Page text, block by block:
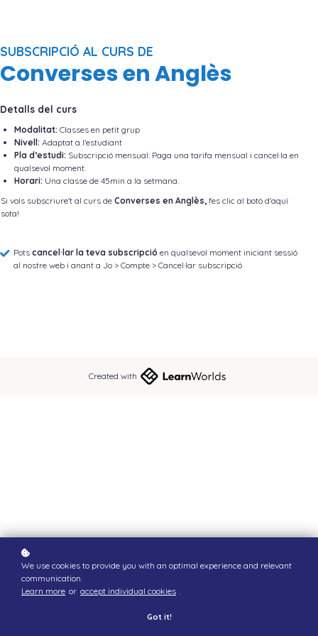
SUBSCRIPCIÓ AL CURS DE
Converses en Anglès
Detalls del curs
Modalitat: Classes en petit grup
Nivell: Adaptat a l'estudiant
Pla d’estudi: Subscripció mensual: Paga una tarifa mensual i cancel·la en
qualsevol moment.
Horari: Una classe de 45min a la setmana.
Si vols subscriure't al curs de Converses en Anglès, fes clic al botó d'aquí
sota!
Pots cancel·lar la teva subscripció en qualsevol moment iniciant sessió
al nostre web i anant a Jo > Compte > Cancel·lar subscripció
Created with
We use cookies to provide you with an optimal experience and relevant
communication.
Learn more or accept individual cookies .
Got it!